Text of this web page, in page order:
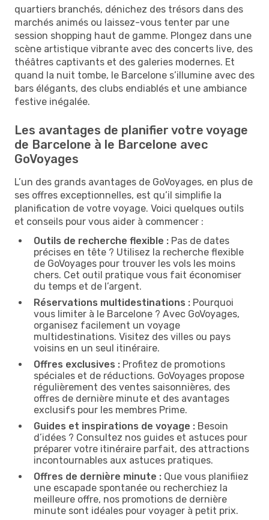
quartiers branchés, dénichez des trésors dans des
marchés animés ou laissez-vous tenter par une
session shopping haut de gamme. Plongez dans une
scène artistique vibrante avec des concerts live, des
théâtres captivants et des galeries modernes. Et
quand la nuit tombe, le Barcelone s’illumine avec des
bars élégants, des clubs endiablés et une ambiance
festive inégalée.
Les avantages de planifier votre voyage
de Barcelone à le Barcelone avec
GoVoyages
L’un des grands avantages de GoVoyages, en plus de
ses offres exceptionnelles, est qu’il simplifie la
planification de votre voyage. Voici quelques outils
et conseils pour vous aider à commencer :
Outils de recherche flexible : Pas de dates
précises en tête ? Utilisez la recherche flexible
de GoVoyages pour trouver les vols les moins
chers. Cet outil pratique vous fait économiser
du temps et de l’argent.
Réservations multidestinations : Pourquoi
vous limiter à le Barcelone ? Avec GoVoyages,
organisez facilement un voyage
multidestinations. Visitez des villes ou pays
voisins en un seul itinéraire.
Offres exclusives : Profitez de promotions
spéciales et de réductions. GoVoyages propose
régulièrement des ventes saisonnières, des
offres de dernière minute et des avantages
exclusifs pour les membres Prime.
Guides et inspirations de voyage : Besoin
d’idées ? Consultez nos guides et astuces pour
préparer votre itinéraire parfait, des attractions
incontournables aux astuces pratiques.
Offres de dernière minute : Que vous planifiiez
une escapade spontanée ou recherchiez la
meilleure offre, nos promotions de dernière
minute sont idéales pour voyager à petit prix.